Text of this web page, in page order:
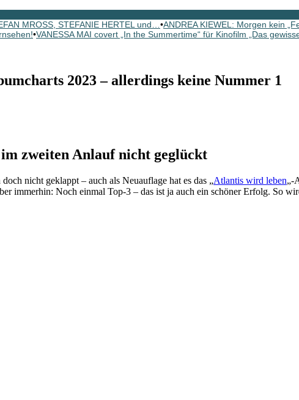
MROSS, STEFANIE HERTEL und… •ANDREA KIEWEL: Morgen kein
•VANESSA MAI covert „In the Summertime“ für Kinofilm „Das
2023 – allerdings keine Nummer 1
zweiten Anlauf nicht geglückt
nicht geklappt – auch als Neuauflage hat es das „Atlantis wird leben„-
immerhin: Noch einmal Top-3 – das ist ja auch ein schöner Erfolg. So